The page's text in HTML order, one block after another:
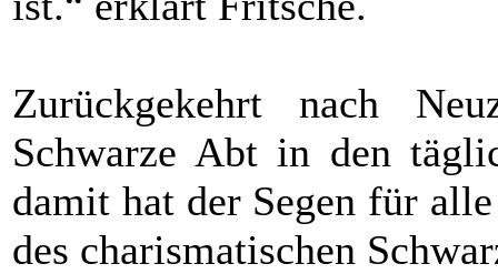
Zurückgekehrt nach
Schwarze Abt in den
damit hat der Segen für
des charismatischen